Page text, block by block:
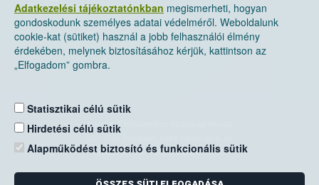
Adatkezelési tájékoztatónkban megismerheti, hogyan
gondoskodunk személyes adatai védelméről. Weboldalunk
cookie-kat (sütiket) használ a jobb felhasználói élmény
érdekében, melynek biztosításához kérjük, kattintson az
„Elfogadom” gombra.
Statisztikai célú sütik
Hirdetési célú sütik
Alapműködést biztosító és funkcionális sütik
Nemzeti Élelmiszerlánc-biztonsági Hivatal
Levelezési cím: 1525 Budapest. Pf. 30.